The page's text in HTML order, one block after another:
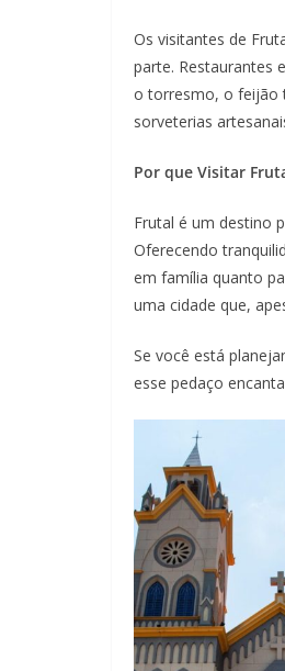
Os visitantes de
parte. Restaurantes
o torresmo, o feijão
sorveterias
Por que Visitar
Frutal é um destino
Oferecendo
em família quanto
uma cidade que,
Se você está
esse pedaço